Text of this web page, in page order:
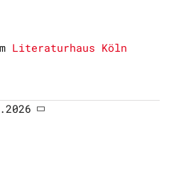
Literaturhaus Köln